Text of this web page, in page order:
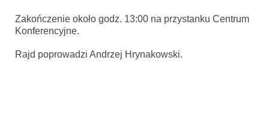
Zakończenie około godz. 13:00 na przystanku Centrum
Konferencyjne.
Rajd poprowadzi Andrzej Hrynakowski.